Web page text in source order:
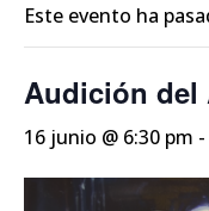
Este evento ha
Audición del
16 junio @ 6:30 pm -